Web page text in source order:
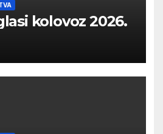
kolovoz 2026.